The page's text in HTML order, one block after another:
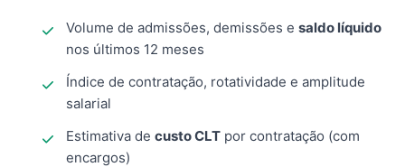
Volume de admissões, demissões e saldo líquido
nos últimos 12 meses
Índice de contratação, rotatividade e amplitude
salarial
Estimativa de custo CLT por contratação (com
encargos)